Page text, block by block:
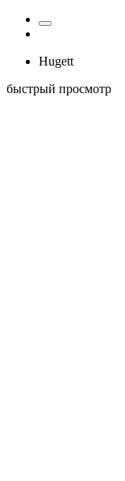
Hugett
быстрый просмотр